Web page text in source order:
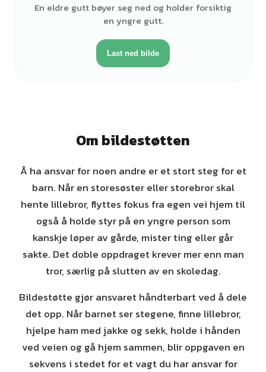
En eldre gutt bøyer seg ned og holder forsiktig
en yngre gutt.
Last ned bilde
Om bildestøtten
Å ha ansvar for noen andre er et stort steg for et
barn. Når en storesøster eller storebror skal
hente lillebror, flyttes fokus fra egen vei hjem til
også å holde styr på en yngre person som
kanskje løper av gårde, mister ting eller går
sakte. Det doble oppdraget krever mer enn man
tror, særlig på slutten av en skoledag.
Bildestøtte gjør ansvaret håndterbart ved å dele
det opp. Når barnet ser stegene, finne lillebror,
hjelpe ham med jakke og sekk, holde i hånden
ved veien og gå hjem sammen, blir oppgaven en
sekvens i stedet for et vagt du har ansvar for